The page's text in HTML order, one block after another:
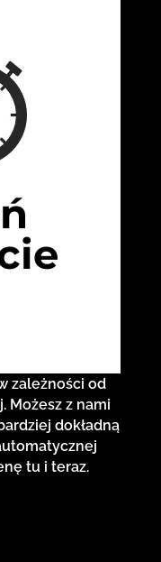
zależności od
Możesz z nami
dokładną
tu i teraz.